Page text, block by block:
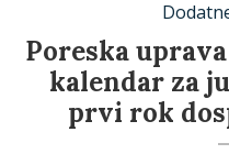
Poreska
kalendar za
prvi rok